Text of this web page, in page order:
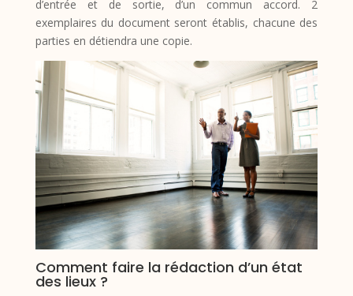
d’entrée et de sortie, d’un commun accord. 2
exemplaires du document seront établis, chacune des
parties en détiendra une copie.
Comment faire la rédaction d’un état
des lieux ?